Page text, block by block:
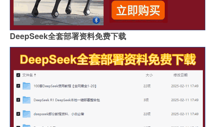
DeepSeek全套部署资料免费下载